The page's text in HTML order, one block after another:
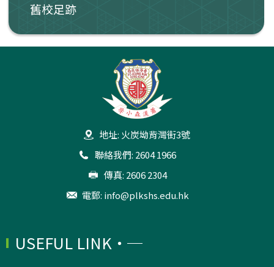
舊校足跡
地址: 火炭坳背灣街3號
聯絡我們: 2604 1966
傳真: 2606 2304
電郵: info@plkshs.edu.hk
USEFUL LINK